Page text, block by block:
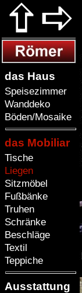
das Haus
Speisezimmer
Wanddeko
Böden/Mosaike
das Mobiliar
Tische
Liegen
Sitzmöbel
Fußbänke
Truhen
Schränke
Beschläge
Textil
Teppiche
Ausstattung